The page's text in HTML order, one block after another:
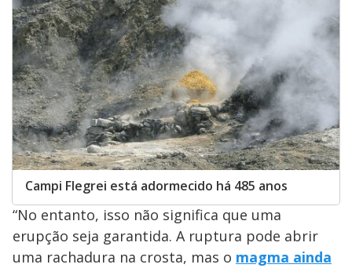
Campi Flegrei está adormecido há 485 anos
“No entanto, isso não significa que uma
erupção seja garantida. A ruptura pode abrir
uma rachadura na crosta, mas o magma ainda